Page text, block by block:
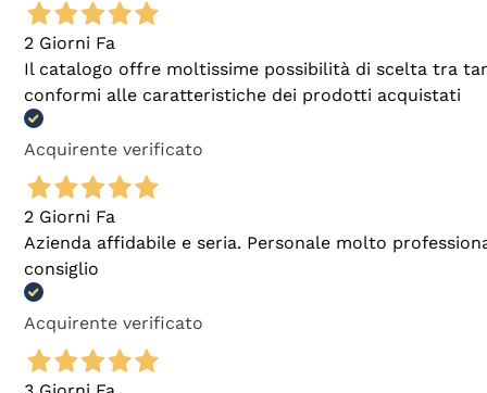
2 Giorni Fa
Il catalogo offre moltissime possibilità di scelta tra
conformi alle caratteristiche dei prodotti acquistati
Acquirente verificato
2 Giorni Fa
Azienda affidabile e seria. Personale molto
consiglio
Acquirente verificato